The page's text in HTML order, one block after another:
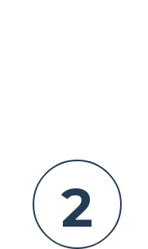
2